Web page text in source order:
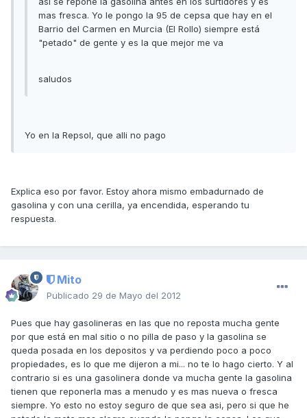
mas fresca. Yo le pongo la 95 de cepsa que hay en el
Barrio del Carmen en Murcia (El Rollo) siempre está
"petado" de gente y es la que mejor me va
saludos
Yo en la Repsol, que alli no pago
Explica eso por favor. Estoy ahora mismo embadurnado de
gasolina y con una cerilla, ya encendida, esperando tu
respuesta.
Mito
Publicado 29 de Mayo del 2012
Pues que hay gasolineras en las que no reposta mucha gente
por que está en mal sitio o no pilla de paso y la gasolina se
queda posada en los depositos y va perdiendo poco a poco
propiedades, es lo que me dijeron a mi... no te lo hago cierto. Y al
contrario si es una gasolinera donde va mucha gente la gasolina
tienen que reponerla mas a menudo y es mas nueva o fresca
siempre. Yo esto no estoy seguro de que sea asi, pero si que he